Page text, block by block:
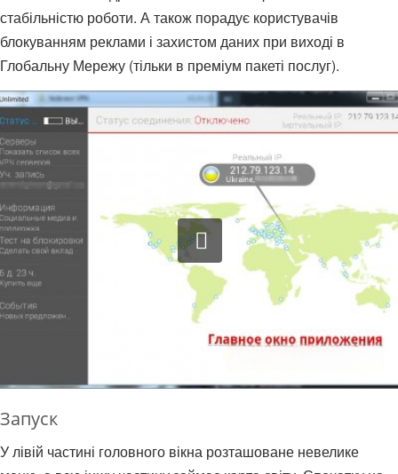
стабільністю роботи. А також порадує користувачів
блокуванням реклами і захистом даних при виході в
Глобальну Мережу (тільки в преміум пакеті послуг).
Запуск
У лівій частині головного вікна розташоване невелике